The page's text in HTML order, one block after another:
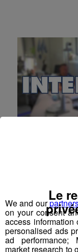
Mardi 22 avril,
Radio Mont
La Matinale
We and our
on your consent
access
personalised ads
ad performance;
market research to
Le